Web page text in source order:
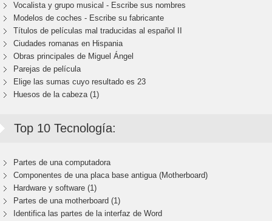
Vocalista y grupo musical - Escribe sus nombres
Modelos de coches - Escribe su fabricante
Títulos de películas mal traducidas al español II
Ciudades romanas en Hispania
Obras principales de Miguel Ángel
Parejas de película
Elige las sumas cuyo resultado es 23
Huesos de la cabeza (1)
Top 10 Tecnología:
Partes de una computadora
Componentes de una placa base antigua (Motherboard)
Hardware y software (1)
Partes de una motherboard (1)
Identifica las partes de la interfaz de Word